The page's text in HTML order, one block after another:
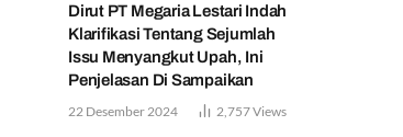
Dirut PT Megaria Lestari Indah
Klarifikasi Tentang Sejumlah
Issu Menyangkut Upah, Ini
Penjelasan Di Sampaikan
22 Desember 2024 2,757Views